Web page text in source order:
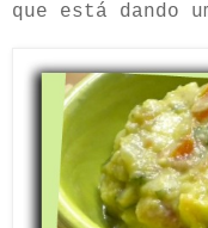
que está dando